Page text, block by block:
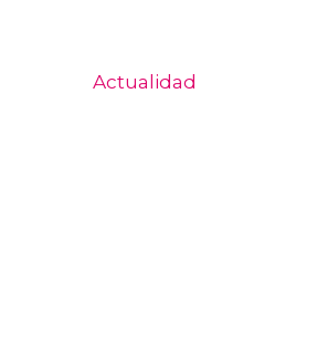
Actualidad